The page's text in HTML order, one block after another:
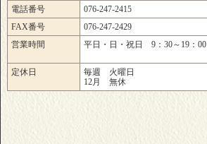
電話番号
076-247-2415
FAX番号
076-247-2429
営業時間
平日・日・祝日 9：30～19：00
定休日
毎週 火曜日
12月 無休